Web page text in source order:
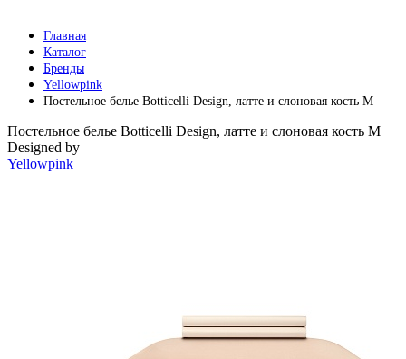
Главная
Каталог
Бренды
Yellowpink
Постельное белье Botticelli Design, латте и слоновая кость M
Постельное белье Botticelli Design, латте и слоновая кость M
Designed by
Yellowpink